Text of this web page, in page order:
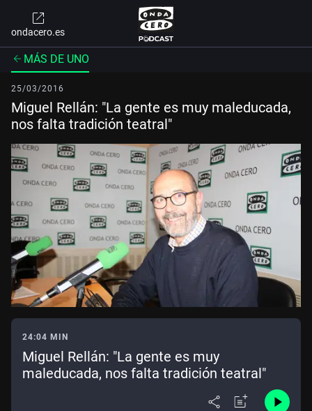
ondacero.es
MÁS DE UNO
25/03/2016
Miguel Rellán: "La gente es muy maleducada,
nos falta tradición teatral"
24:04 MIN
Miguel Rellán: "La gente es muy
maleducada, nos falta tradición teatral"